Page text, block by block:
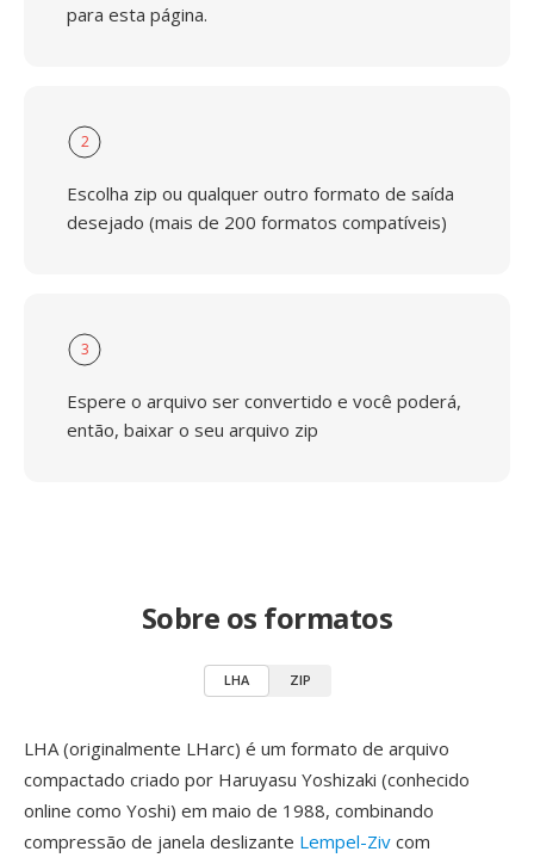
para esta página.
2
Escolha zip ou qualquer outro formato de saída
desejado (mais de 200 formatos compatíveis)
3
Espere o arquivo ser convertido e você poderá,
então, baixar o seu arquivo zip
Sobre os formatos
LHA ZIP
LHA (originalmente LHarc) é um formato de arquivo
compactado criado por Haruyasu Yoshizaki (conhecido
online como Yoshi) em maio de 1988, combinando
compressão de janela deslizante Lempel-Ziv com